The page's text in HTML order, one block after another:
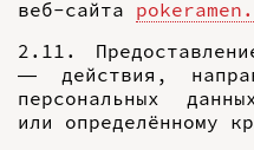
веб-сайта
2.11.
— действия,
персональных
или определённому